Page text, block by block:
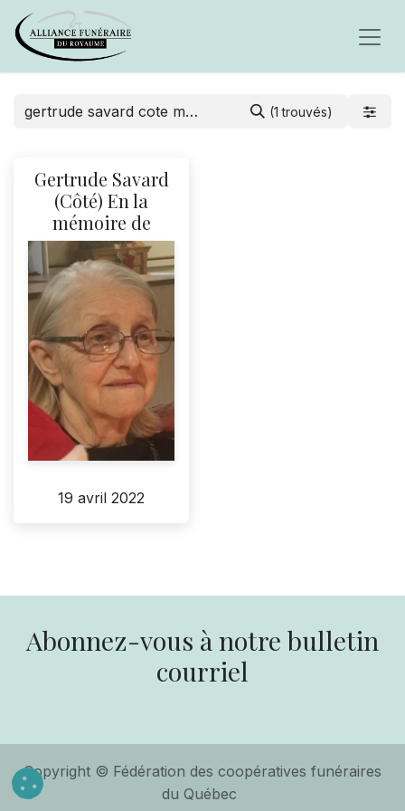
(1 trouvés)
Gertrude Savard
(Côté) En la
mémoire de
19 avril 2022
Abonnez-vous à notre bulletin
courriel
Copyright © Fédération des coopératives funéraires
du Québec